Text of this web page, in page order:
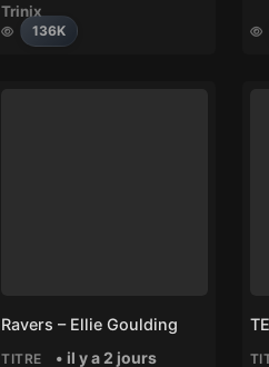
Trinix
136K
Ravers – Ellie Goulding
TITRE • il y a 2 jours